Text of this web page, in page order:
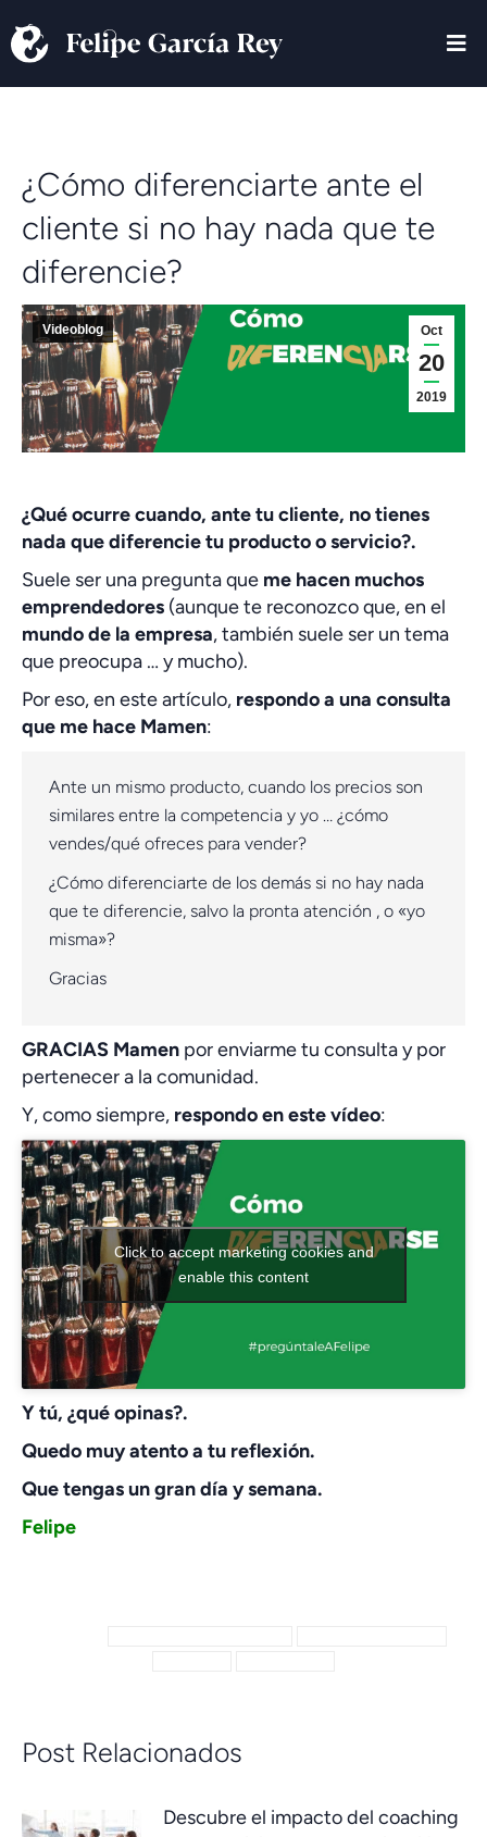
¿Cómo diferenciarte ante el
cliente si no hay nada que te
diferencie?
Oct
20
2019
Videoblog
¿Qué ocurre cuando, ante tu cliente, no tienes
nada que diferencie tu producto o servicio?.
Suele ser una pregunta que me hacen muchos
emprendedores (aunque te reconozco que, en el
mundo de la empresa, también suele ser un tema
que preocupa … y mucho).
Por eso, en este artículo, respondo a una consulta
que me hace Mamen:
Ante un mismo producto, cuando los precios son
similares entre la competencia y yo … ¿cómo
vendes/qué ofreces para vender?
¿Cómo diferenciarte de los demás si no hay nada
que te diferencie, salvo la pronta atención , o «yo
misma»?
Gracias
GRACIAS Mamen por enviarme tu consulta y por
pertenecer a la comunidad.
Y, como siempre, respondo en este vídeo:
Click to accept marketing cookies and
enable this content
Y tú, ¿qué opinas?.
Quedo muy atento a tu reflexión.
Que tengas un gran día y semana.
Felipe
Post Relacionados
Descubre el impacto del coaching